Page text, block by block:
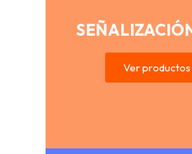
Ver productos